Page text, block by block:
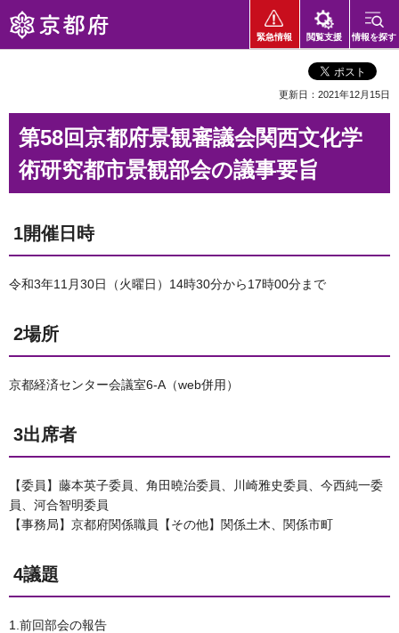
京都府
緊急情報 閲覧支援 情報を探す
更新日：2021年12月15日
第58回京都府景観審議会関西文化学
術研究都市景観部会の議事要旨
1開催日時
令和3年11月30日（火曜日）14時30分から17時00分まで
2場所
京都経済センター会議室6-A（web併用）
3出席者
【委員】藤本英子委員、角田曉治委員、川崎雅史委員、今西純一委
員、河合智明委員
【事務局】京都府関係職員【その他】関係土木、関係市町
4議題
1.前回部会の報告